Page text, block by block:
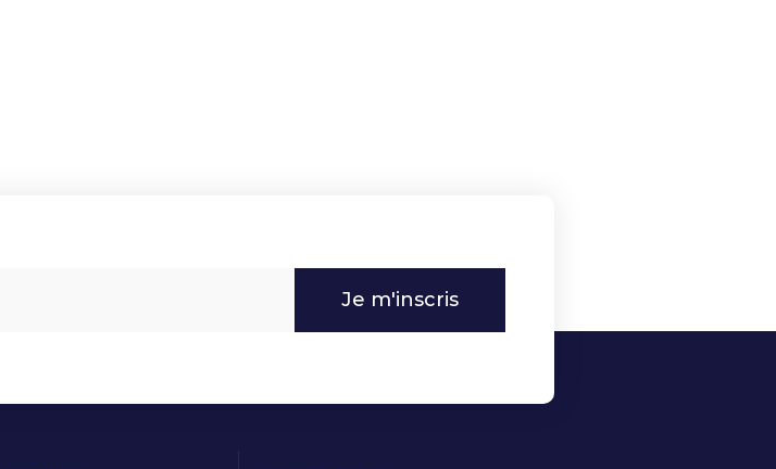
Je m'inscris